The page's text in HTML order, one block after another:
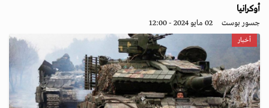
أوكرانيا
جسور بوست 02 مايو 2024 - 12:00
أخبار